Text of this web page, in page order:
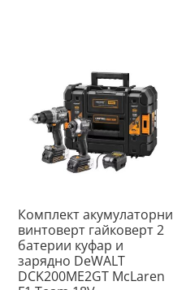
Комплект акумулаторни
винтоверт гайковерт 2
батерии куфар и
зарядно DeWALT
DCK200ME2GT McLaren